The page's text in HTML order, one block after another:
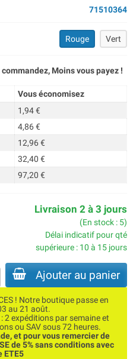
71510364
Rouge Vert
Moins vous payez !
Vous économisez
1,94 €
4,86 €
12,96 €
32,40 €
97,20 €
Livraison 2 à 3 jours
(En stock : 5)
Délai indicatif pour qté
supérieure : 10 à 15 jours
Ajouter au panier
! Notre boutique passe en
au 21 août.
2 expéditions par semaine et
ou SAV sous 72 heures.
et pour vous remercier de
de 5% sans conditions avec
ETE5